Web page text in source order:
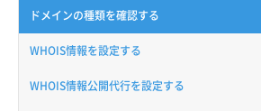
ドメインの種類を確認する
WHOIS情報を設定する
WHOIS情報公開代行を設定する